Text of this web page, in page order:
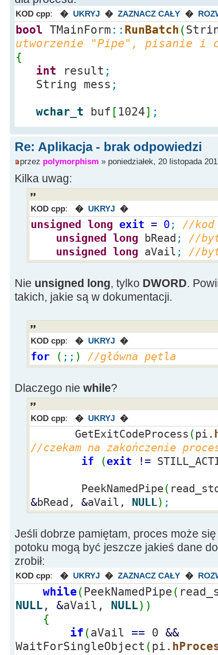
KOD cpp: � UKRYJ � ZAZNACZ CAŁY �
bool TMainForm :: RunBatch (
utworzenie "Pipe", pisanie i
{
int result ;
String mess ;
wchar_t buf [ 1024] ;
STARTUPINFO si ;
SECURITY_ATTRIBUTES sa;
SECURITY_DESCRIPTOR sd
//security information dla
PROCESS_INFORMATION pi
HANDLE
handles
if (IsWinNT())
//
{
NULL,false);
sa.
}
elsesa.
sa.nLength = sizeof(
sa.bInheritHandle = true;
dziedziczenie handles
if
CreatePipe (&read_stdout,&
ErrorMessage("CreatePipe"
}
GetStartupInfo
procesu
si. dwFlags
STARTF_USESTDHANDLES
wShowWindow =SW_HIDE
si.hStdOutput =
Re: Aplikacja - brak odpowiedzi
przez polymorphism » poniedziałek, 20 listopada
Kilka uwag:
KOD cpp: � UKRYJ �
unsigned long exit = 0 ;
//kod
unsigned
long bRead ;
//
unsigned
long aVail ; //
Nie unsigned long, tylko DWORD.
takich, jakie są w dokumentacji.
KOD cpp: � UKRYJ �
for ( ;; ) //główna pętla
Dlaczego nie while?
KOD cpp: � UKRYJ �
GetExitCodeProcess ( pi.
//czekam na zakończenie
if
(exit ! =
PeekNamedPipe (
&bRead, &aVail, NULL) ;
Jeśli dobrze pamiętam, proces może
potoku mogą być jeszcze jakieś dane
zrobił:
KOD cpp: � UKRYJ � ZAZNACZ CAŁY �
while( PeekNamedPipe(
NULL , &aVail, NULL) )
{
if(aVail == 0 &&
WaitForSingleObject ( pi.